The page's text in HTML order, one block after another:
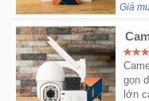
Trẻ
Em
Đồng
Hồ
trang
mới
tiết
cách
Giá
gọn
lớn